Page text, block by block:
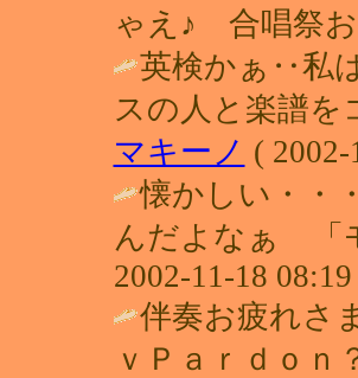
ゃえ♪ 合唱祭お
英検かぁ‥私
スの人と楽譜を
マキーノ (
懐かしい・・
んだよなぁ 「
2002-11-18 08:19
伴奏お疲れさ
ｖＰａｒｄｏ